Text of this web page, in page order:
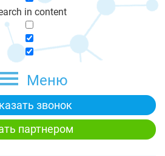
in content
Меню
звонок
партнером